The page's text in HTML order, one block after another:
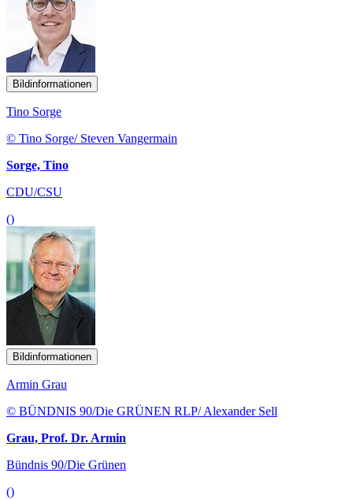
Bildinformationen
Tino Sorge
© Tino Sorge/ Steven Vangermain
Sorge, Tino
CDU/CSU
()
Bildinformationen
Armin Grau
© BÜNDNIS 90/Die GRÜNEN RLP/ Alexander Sell
Grau, Prof. Dr. Armin
Bündnis 90/Die Grünen
()